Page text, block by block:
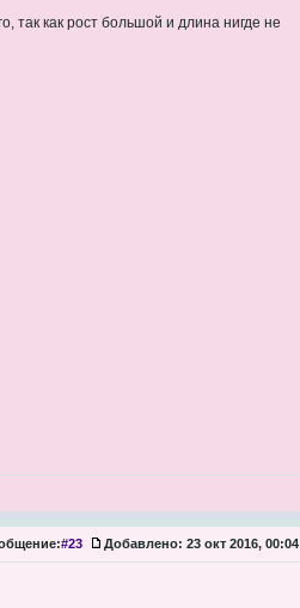
так как рост большой и длина нигде не
#23 Добавлено: 23 окт 2016, 00:04